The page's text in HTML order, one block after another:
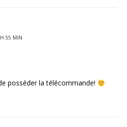
55 MIN
posséder la télécommande!